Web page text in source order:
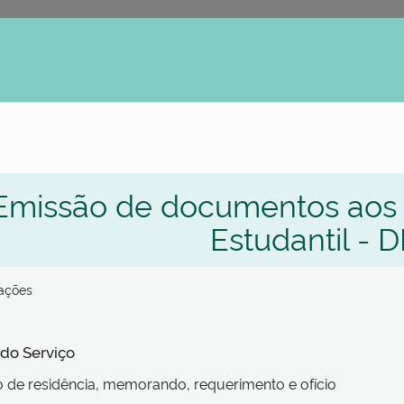
de documentos
Estudantil -
Serviço
de residência, memorando, requerimento e ofício